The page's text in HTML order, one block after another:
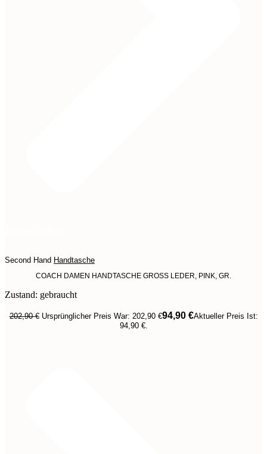
Second Hand Handtasche
COACH DAMEN HANDTASCHE GROSS LEDER, PINK, GR.
Zustand: gebraucht
202,90€ Ursprünglicher Preis War: 202,90 €94,90 €Aktueller Preis Ist:
94,90 €.